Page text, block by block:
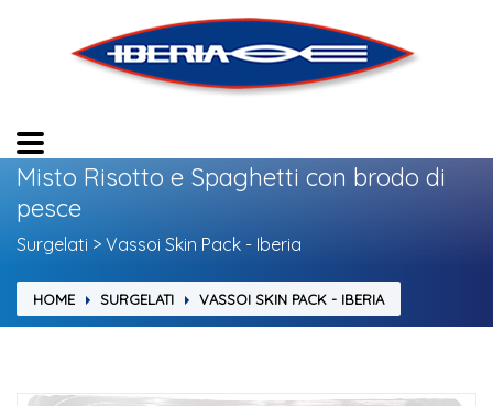
Misto Risotto e Spaghetti con brodo di
pesce
Surgelati > Vassoi Skin Pack - Iberia
HOME SURGELATI VASSOI SKIN PACK - IBERIA